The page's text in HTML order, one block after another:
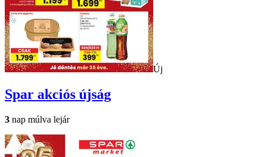
Új
Spar akciós újság
3 nap múlva lejár